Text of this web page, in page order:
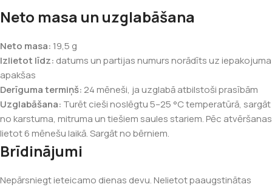
Neto masa un uzglabāšana
Neto masa: 19,5 g
Izlietot līdz: datums un partijas numurs norādīts uz iepakojuma
apakšas
Derīguma termiņš: 24 mēneši, ja uzglabā atbilstoši prasībām
Uzglabāšana: Turēt cieši noslēgtu 5–25 °C temperatūrā, sargāt
no karstuma, mitruma un tiešiem saules stariem. Pēc atvēršanas
lietot 6 mēnešu laikā. Sargāt no bērniem.
Brīdinājumi
Nepārsniegt ieteicamo dienas devu. Nelietot paaugstinātas